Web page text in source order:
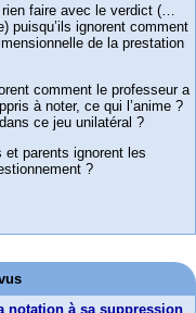
faire avec le verdict (…
puisqu’ils ignorent comment
de la prestation
comment le professeur a
à noter, ce qui l’anime ?
ce jeu unilatéral ?
et parents ignorent les
?
notation à sa suppression